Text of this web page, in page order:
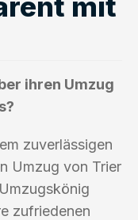
ihren Umzug
zuverlässigen
Umzug von Trier
zufriedenen